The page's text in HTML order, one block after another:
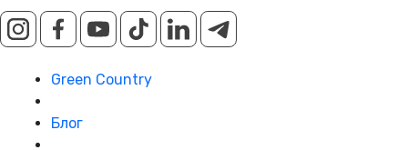
Green Country
Блог